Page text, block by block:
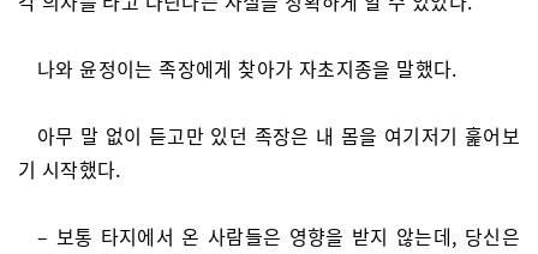
나와 윤정이는 족장에게 찾아가 자초지종을 말했다.
아무 말 없이 듣고만 있던 족장은 내 몸을 여기저기 훑어보
기 시작했다.
– 보통 타지에서 온 사람들은 영향을 받지 않는데, 당신은